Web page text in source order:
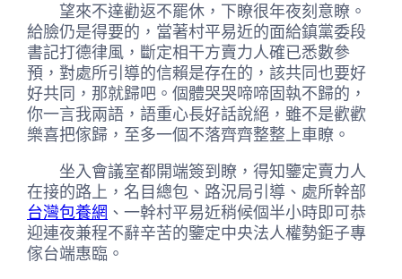
望來不達勸返不罷休，下瞭很年夜刻意瞭。
給臉仍是得要的，當著村平易近的面給鎮黨委段
書記打德律風，斷定相干方賣力人確已悉數參
預，對處所引導的信賴是存在的，該共同也要好
好共同，那就歸吧。個體哭哭啼啼固執不歸的，
你一言我兩語，語重心長好話說絕，雖不是歡歡
樂喜把傢歸，至多一個不落齊齊整整上車瞭。
坐入會議室都開端簽到瞭，得知鑒定賣力人
在接的路上，名目總包、路況局引導、處所幹部
台灣包養網 、一幹村平易近稍候個半小時即可恭
迎連夜兼程不辭辛苦的鑒定中央法人權勢鉅子專
傢台端惠臨。